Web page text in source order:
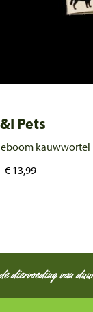
Pets
kauwwortel
€ 13,99
diervoeding van